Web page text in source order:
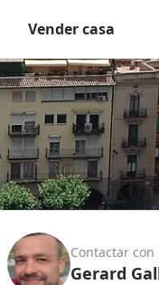
Vender casa
Contactar con
Gerard